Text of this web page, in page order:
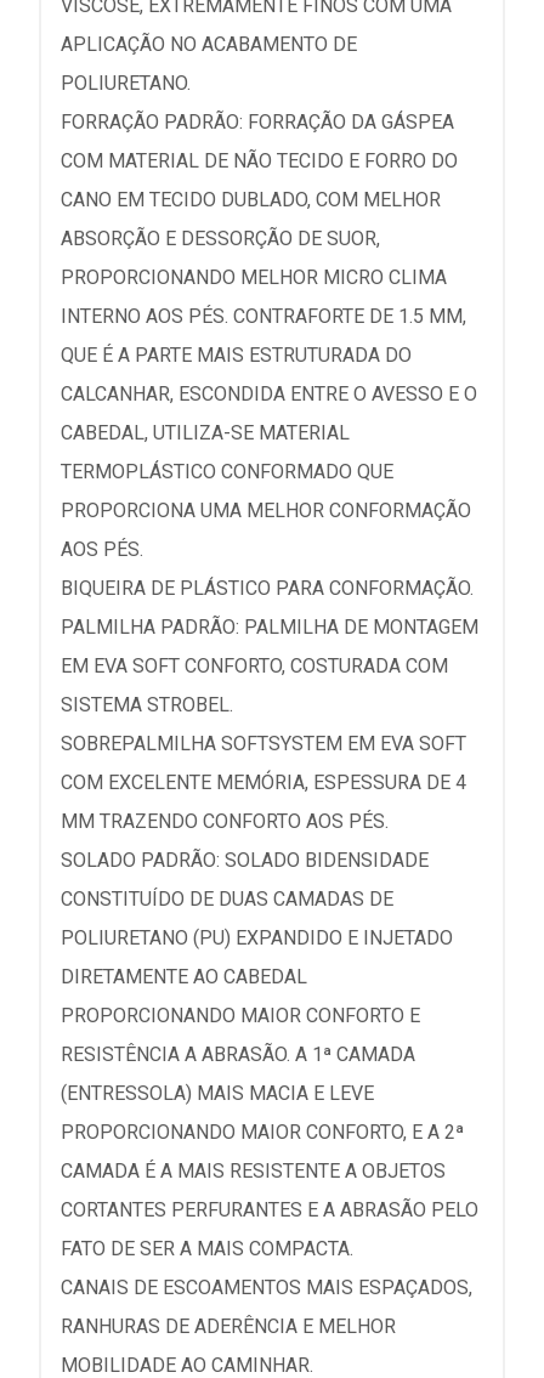
VISCOSE, EXTREMAMENTE FINOS COM UMA
APLICAÇÃO NO ACABAMENTO DE
POLIURETANO.
FORRAÇÃO PADRÃO: FORRAÇÃO DA GÁSPEA
COM MATERIAL DE NÃO TECIDO E FORRO DO
CANO EM TECIDO DUBLADO, COM MELHOR
ABSORÇÃO E DESSORÇÃO DE SUOR,
PROPORCIONANDO MELHOR MICRO CLIMA
INTERNO AOS PÉS. CONTRAFORTE DE 1.5 MM,
QUE É A PARTE MAIS ESTRUTURADA DO
CALCANHAR, ESCONDIDA ENTRE O AVESSO E O
CABEDAL, UTILIZA-SE MATERIAL
TERMOPLÁSTICO CONFORMADO QUE
PROPORCIONA UMA MELHOR CONFORMAÇÃO
AOS PÉS.
BIQUEIRA DE PLÁSTICO PARA CONFORMAÇÃO.
PALMILHA PADRÃO: PALMILHA DE MONTAGEM
EM EVA SOFT CONFORTO, COSTURADA COM
SISTEMA STROBEL.
SOBREPALMILHA SOFTSYSTEM EM EVA SOFT
COM EXCELENTE MEMÓRIA, ESPESSURA DE 4
MM TRAZENDO CONFORTO AOS PÉS.
SOLADO PADRÃO: SOLADO BIDENSIDADE
CONSTITUÍDO DE DUAS CAMADAS DE
POLIURETANO (PU) EXPANDIDO E INJETADO
DIRETAMENTE AO CABEDAL
PROPORCIONANDO MAIOR CONFORTO E
RESISTÊNCIA A ABRASÃO. A 1ª CAMADA
(ENTRESSOLA) MAIS MACIA E LEVE
PROPORCIONANDO MAIOR CONFORTO, E A 2ª
CAMADA É A MAIS RESISTENTE A OBJETOS
CORTANTES PERFURANTES E A ABRASÃO PELO
FATO DE SER A MAIS COMPACTA.
CANAIS DE ESCOAMENTOS MAIS ESPAÇADOS,
RANHURAS DE ADERÊNCIA E MELHOR
MOBILIDADE AO CAMINHAR.